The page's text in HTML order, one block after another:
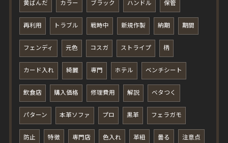
黄ばんだ カラー ブラック ハンドル 保管
再利用 トラブル 戦時中 新規作製 納期 期間
フェンディ 元色 コスガ ストライプ 柄
カード入れ 綺麗 専門 ホテル ベンチシート
飲食店 購入価格 修理費用 解説 ベタつく
パターン 本革ソファ プロ 黒革 フェラガモ
防止 特徴 専門店 色入れ 革紐 曇る 注意点